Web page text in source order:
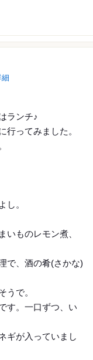
細
ランチ♪
ってみました。
し。
ものレモン煮、
、酒の肴(さかな)
うで。
。一口ずつ、い
が入っていまし